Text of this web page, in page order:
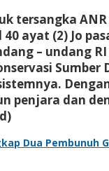
tersangka
ayat (2) Jo
– undang
Sumber
penjara dan
Dua Pembunuh